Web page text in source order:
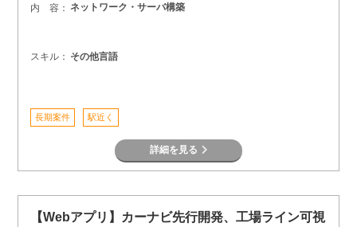
内 容： ネットワーク・サーバ構築
スキル： その他言語
長期案件 駅近く
詳細を見る
【Webアプリ】カーナビ先行開発、工場ライン可視